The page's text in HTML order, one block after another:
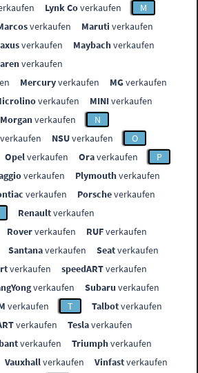
Lynk Coverkaufen
M
verkaufen Maruti verkaufen
verkaufen Maybachverkaufen
verkaufen
Mercuryverkaufen MGverkaufen
verkaufen MINIverkaufen
Morganverkaufen
N
verkaufen NSUverkaufen
O
Opelverkaufen Oraverkaufen
P
verkaufen Plymouthverkaufen
verkaufen Porscheverkaufen
Renaultverkaufen
Roververkaufen RUFverkaufen
Santanaverkaufen Seatverkaufen
verkaufen speedARTverkaufen
verkaufen Subaru verkaufen
verkaufen T Talbotverkaufen
verkaufen Teslaverkaufen
verkaufen Triumphverkaufen
Vauxhallverkaufen Vinfastverkaufen